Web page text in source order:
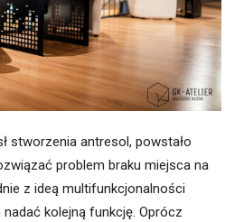
stworzenia antresol, powstało
problem braku miejsca na
z ideą multifunkcjonalności
kolejną funkcję. Oprócz